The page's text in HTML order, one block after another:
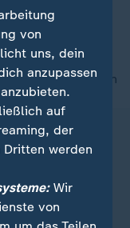
nach oben
von
uns, dein
anzupassen
auf
der
Dritten werden
Wir
von